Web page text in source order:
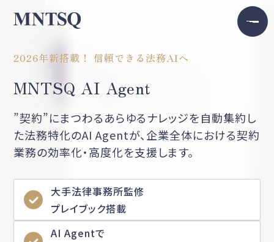
2026年新搭載！ 信頼できる法務AIへ
MNTSQ AI Agent
”契約”にまつわるあらゆるナレッジを自動集約し
た法務特化のAI Agentが、企業全体における契約
業務の効率化・高度化を支援します。
大手法律事務所監修
プレイブック搭載
AI Agentで